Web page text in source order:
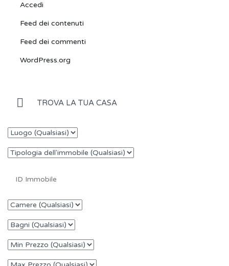
Accedi
Feed dei contenuti
Feed dei commenti
WordPress.org
TROVA LA TUA CASA